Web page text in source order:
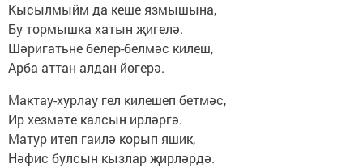
Кысылмыйм да кеше язмышына,
Бу тормышка хатын җигелә.
Шәригатьне белер-белмәс килеш,
Арба аттан алдан йөгерә.
Мактау-хурлау гел килешеп бетмәс,
Ир хезмәте калсын ирләргә.
Матур итеп гаилә корып яшик,
Нәфис булсын кызлар җирләрдә.